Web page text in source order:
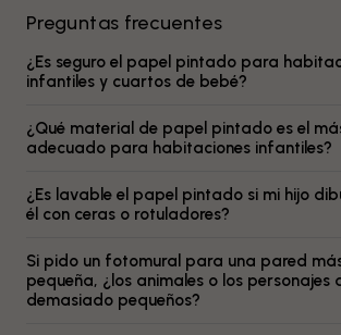
Preguntas frecuentes
¿Es seguro el papel pintado para
infantiles y cuartos de bebé?
¿Qué material de papel pintado es el
adecuado para habitaciones infantiles?
¿Es lavable el papel pintado si mi hijo
él con ceras o rotuladores?
Si pido un fotomural para una pared
pequeña, ¿los animales o los personajes
demasiado pequeños?